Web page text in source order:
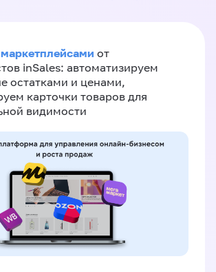
от
inSales: автоматизируем
остатками и ценами,
карточки товаров для
видимости